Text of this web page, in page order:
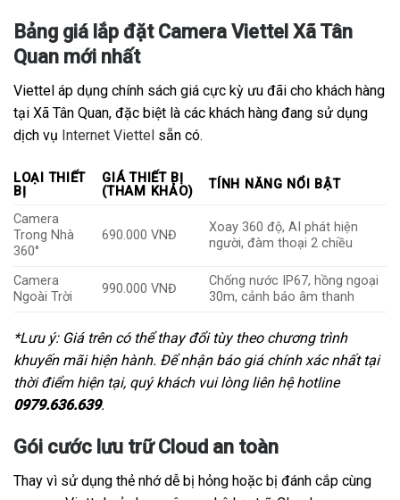
Bảng giá lắp đặt Camera Viettel Xã Tân
Quan mới nhất
Viettel áp dụng chính sách giá cực kỳ ưu đãi cho khách hàng
tại Xã Tân Quan, đặc biệt là các khách hàng đang sử dụng
dịch vụ Internet Viettel sẵn có.
LOẠI THIẾT
BỊ
GIÁ THIẾT BỊ
(THAM KHẢO)
TÍNH NĂNG NỔI BẬT
Camera
Trong Nhà
360°
690.000 VNĐ
Xoay 360 độ, AI phát hiện
người, đàm thoại 2 chiều
Camera
Ngoài Trời
990.000 VNĐ
Chống nước IP67, hồng ngoại
30m, cảnh báo âm thanh
*Lưu ý: Giá trên có thể thay đổi tùy theo chương trình
khuyến mãi hiện hành. Để nhận báo giá chính xác nhất tại
thời điểm hiện tại, quý khách vui lòng liên hệ hotline
0979.636.639.
Gói cước lưu trữ Cloud an toàn
Thay vì sử dụng thẻ nhớ dễ bị hỏng hoặc bị đánh cắp cùng